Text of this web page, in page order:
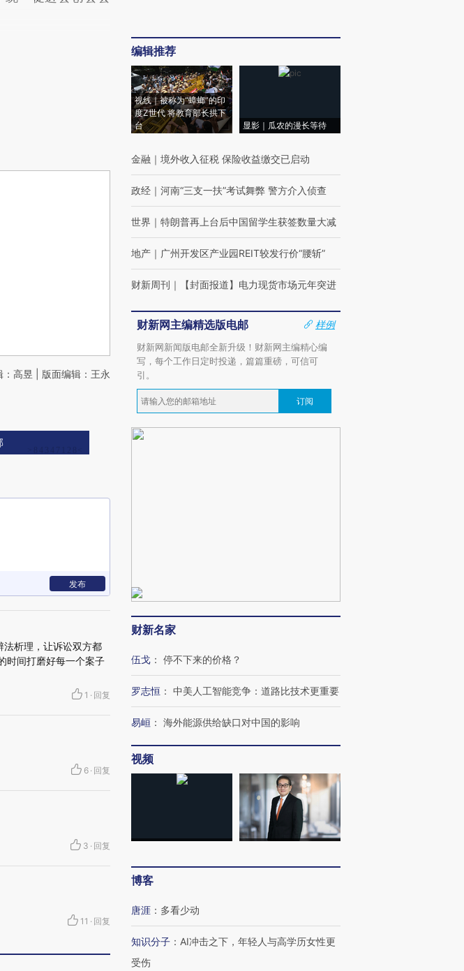
：高昱 | 版面编辑：王永
发布
法析理，让诉讼双方都
时间打磨好每一个案子
1 · 回复
6 · 回复
3 · 回复
11 · 回复
编辑推荐
视线｜被称为“蟑螂”的印
度Z世代 将教育部长拱下
台
显影｜瓜农的漫长等待
金融 ｜ 境外收入征税 保险收益缴交已启动
政经 ｜ 河南“三支一扶”考试舞弊 警方介入侦查
世界 ｜ 特朗普再上台后中国留学生获签数量大减
地产 ｜ 广州开发区产业园REIT较发行价“腰斩”
财新周刊 ｜ 【封面报道】电力现货市场元年突进
财新网主编精选版电邮
样例
财新网新闻版电邮全新升级！财新网主编精心编
写，每个工作日定时投递，篇篇重磅，可信可
引。
订阅
财新名家
伍戈 ： 停不下来的价格？
罗志恒 ： 中美人工智能竞争：道路比技术更重要
易峘 ： 海外能源供给缺口对中国的影响
视频
博客
唐涯 ： 多看少动
知识分子 ： AI冲击之下，年轻人与高学历女性更
受伤